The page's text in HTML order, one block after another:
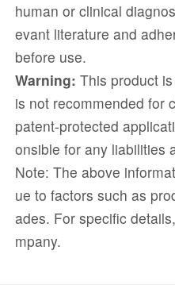
human or clinical
evant literature and
before use.
Warning: This product
is not recommended for
patent-protected
onsible for any liabilities
Note: The above
ue to factors such as
ades. For specific
mpany.